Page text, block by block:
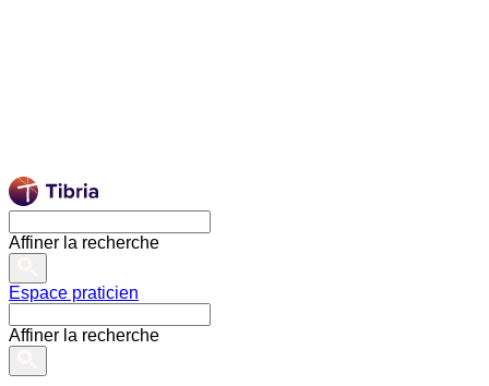
Affiner la recherche
Espace praticien
Affiner la recherche